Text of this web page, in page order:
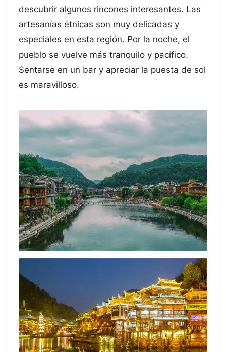
descubrir algunos rincones interesantes. Las
artesanías étnicas son muy delicadas y
especiales en esta región. Por la noche, el
pueblo se vuelve más tranquilo y pacífico.
Sentarse en un bar y apreciar la puesta de sol
es maravilloso.